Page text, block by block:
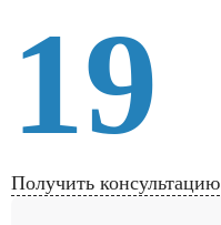
19
Получить консультацию